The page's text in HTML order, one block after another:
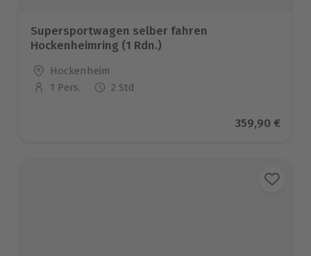
Supersportwagen selber fahren
Hockenheimring (1 Rdn.)
Standort
Hockenheim
Anzahl der Teilnehmer
1 Pers. 2 Std
Aktueller
359,90 €